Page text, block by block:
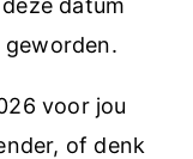
geworden.
voor jou
of denk